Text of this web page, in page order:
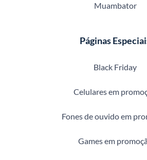
Muambator
Páginas
Black Friday
Celulares em
Fones de ouvido em
Games em